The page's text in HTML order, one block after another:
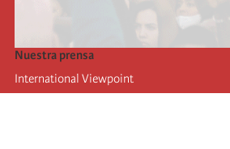
Nuestra prensa
International Viewpoint